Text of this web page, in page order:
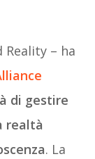
Reality – ha
di gestire
realtà
. La